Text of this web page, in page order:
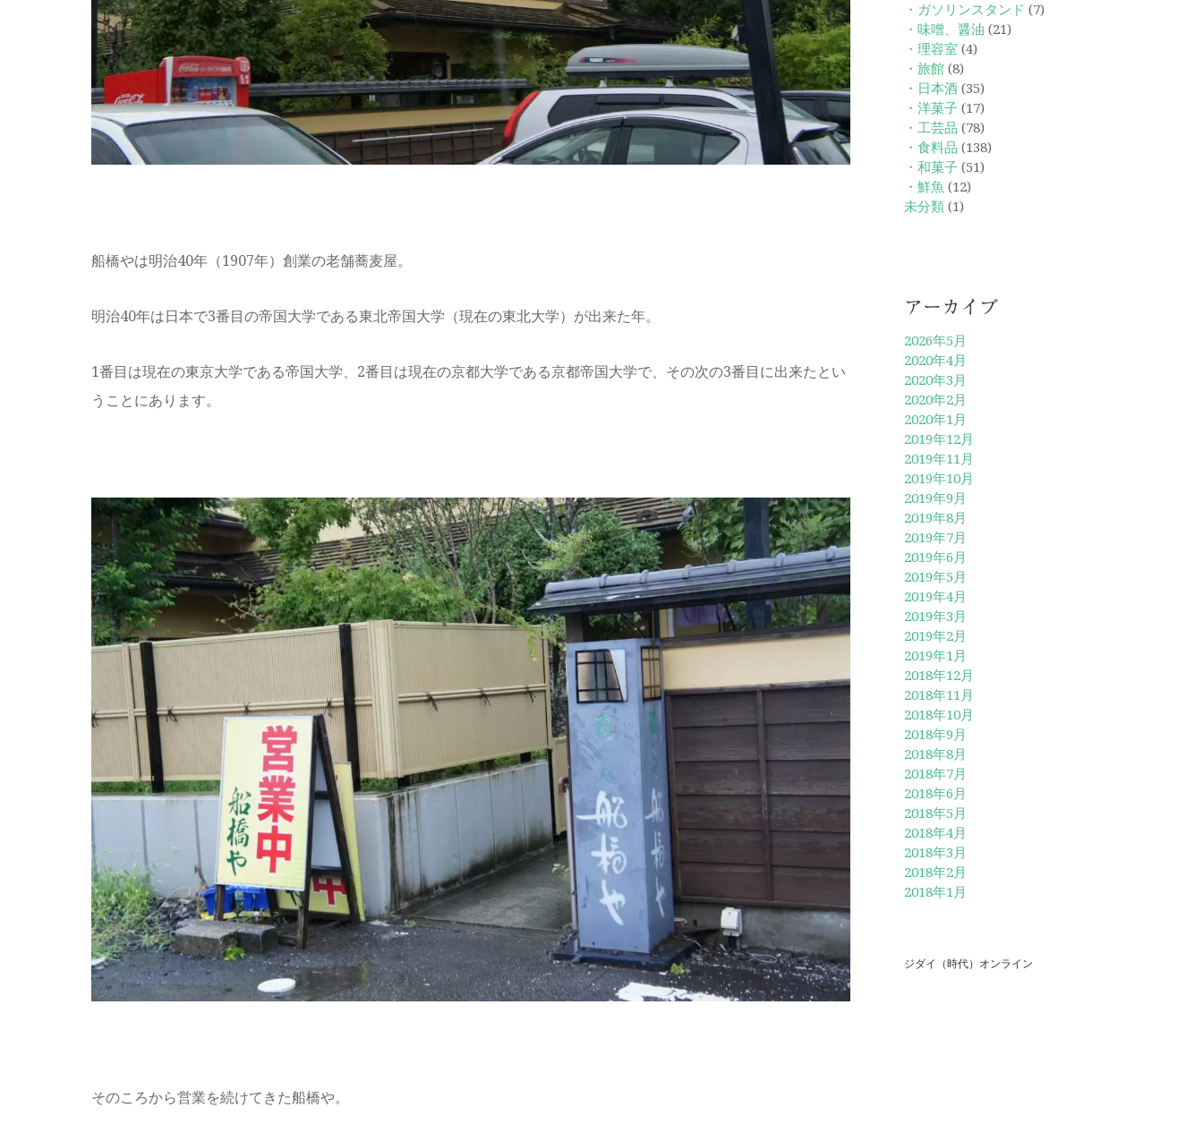
船橋やは明治40年（1907年）創業の老舗蕎麦屋。
明治40年は日本で3番目の帝国大学である東北帝国大学（現在の東北大学）が出来た年。
1番目は現在の東京大学である帝国大学、2番目は現在の京都大学である京都帝国大学で、その次の3番目に出来たとい
うことにあります。
そのころから営業を続けてきた船橋や。
・ガソリンスタンド (7)
・味噌、醤油 (21)
・理容室 (4)
・旅館(8)
・日本酒(35)
・洋菓子(17)
・工芸品 (78)
・食料品 (138)
・和菓子(51)
・鮮魚 (12)
未分類(1)
アーカイブ
2026年5月
2020年4月
2020年3月
2020年2月
2020年1月
2019年12月
2019年11月
2019年10月
2019年9月
2019年8月
2019年7月
2019年6月
2019年5月
2019年4月
2019年3月
2019年2月
2019年1月
2018年12月
2018年11月
2018年10月
2018年9月
2018年8月
2018年7月
2018年6月
2018年5月
2018年4月
2018年3月
2018年2月
2018年1月
ジダイ（時代）オンライン